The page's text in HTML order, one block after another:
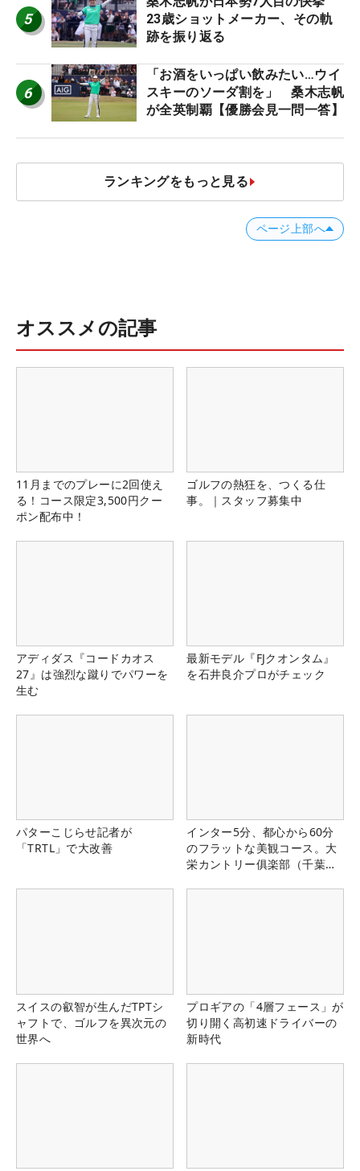
5
23歳ショットメーカー、その軌
跡を振り返る
6
「お酒をいっぱい飲みたい…ウイ
スキーのソーダ割を」 桑木志帆
が全英制覇【優勝会見一問一答】
ランキングをもっと見る
ページ上部へ
オススメの記事
11月までのプレーに2回使え
る！コース限定3,500円クー
ポン配布中！
ゴルフの熱狂を、つくる仕
事。｜スタッフ募集中
アディダス『コードカオス
27』は強烈な蹴りでパワーを
生む
最新モデル『FJクオンタム』
を石井良介プロがチェック
パターこじらせ記者が
「TRTL」で大改善
インター5分、都心から60分
のフラットな美観コース。大
栄カントリー俱楽部（千葉
スイスの叡智が生んだTPTシ
ャフトで、ゴルフを異次元の
世界へ
プロギアの「4層フェース」が
切り開く高初速ドライバーの
新時代